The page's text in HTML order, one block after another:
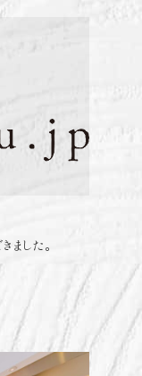
ました。